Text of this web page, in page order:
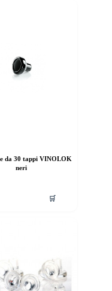
da 30 tappi VINOLOK
neri
🛒